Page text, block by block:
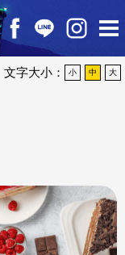
文字大小： 小 中 大